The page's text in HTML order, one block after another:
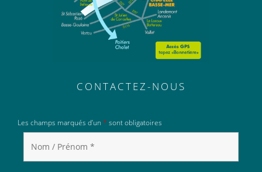
CONTACTEZ-NOUS
Les champs marqués d’un * sont obligatoires